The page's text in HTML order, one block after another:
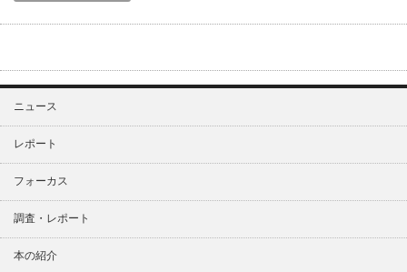
ニュース
レポート
フォーカス
調査・レポート
本の紹介